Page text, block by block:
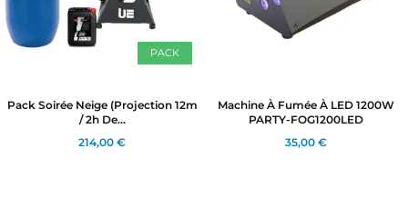
PACK
Pack Soirée Neige (Projection 12m
/ 2h De...
214,00 €
Machine À Fumée À LED 1200W
PARTY-FOG1200LED
35,00 €